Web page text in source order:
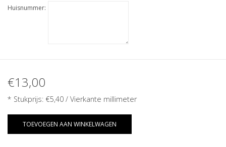
Huisnummer:
€13,00
* Stukprijs: €5,40 / Vierkante millimeter
TOEVOEGEN AAN WINKELWAGEN